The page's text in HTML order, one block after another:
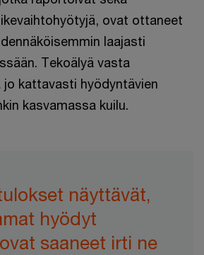
ovat ottaneet
laajasti
Tekoälyä vasta
jo kattavasti hyödyntävien
kasvamassa kuilu.
näyttävät,
hyödyt
saaneet irti ne